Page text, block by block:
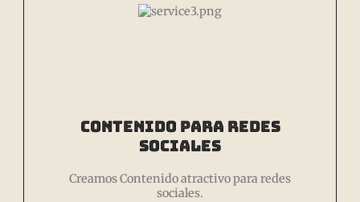
Contenido para Redes
Sociales
Creamos Contenido atractivo para redes
sociales.